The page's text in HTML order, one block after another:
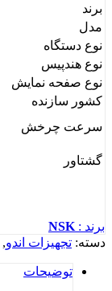
برند
مدل
نوع دستگاه
نوع هندپیس
نوع صفحه نمایش
کشور سازنده
سرعت چرخش
گشتاور
برند : NSK
دسته: تجهیزات اندو,
توضیحات